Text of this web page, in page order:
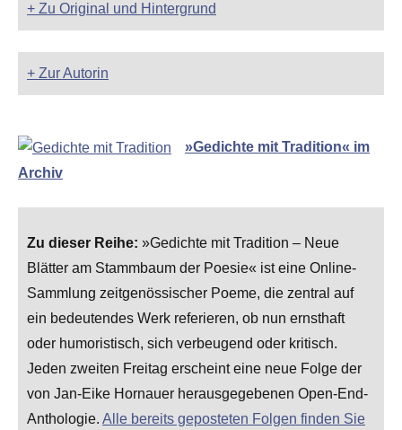
+ Zu Original und Hintergrund
+ Zur Autorin
»Gedichte mit Tradition« im
Archiv
Zu dieser Reihe: »Gedichte mit Tradition – Neue
Blätter am Stammbaum der Poesie« ist eine Online-
Sammlung zeitgenössischer Poeme, die zentral auf
ein bedeutendes Werk referieren, ob nun ernsthaft
oder humoristisch, sich verbeugend oder kritisch.
Jeden zweiten Freitag erscheint eine neue Folge der
von Jan-Eike Hornauer herausgegebenen Open-End-
Anthologie. Alle bereits geposteten Folgen finden Sie